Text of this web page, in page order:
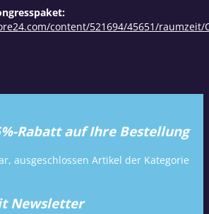
content/521694/45651/raumzeit/
Rabatt auf Ihre Bestellung
ausgeschlossen Artikel der Kategorie
Newsletter